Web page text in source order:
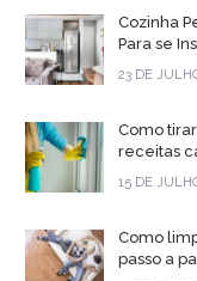
Cozinha
Para se
23 DE
Como
receitas
15 DE
Como
passo a